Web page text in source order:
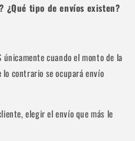
¿Qué tipo de envíos existen?
únicamente cuando el monto de la
contrario se ocupará envío
elegir el envío que más le